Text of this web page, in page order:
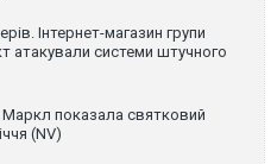
Інтернет-магазин групи
атакували системи штучного
Маркл показала святковий
(NV)